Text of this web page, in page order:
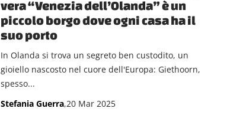
vera “Venezia dell’Olanda” è un
piccolo borgo dove ogni casa ha il
suo porto
In Olanda si trova un segreto ben custodito, un
gioiello nascosto nel cuore dell'Europa: Giethoorn,
spesso...
Stefania Guerra,20 Mar 2025